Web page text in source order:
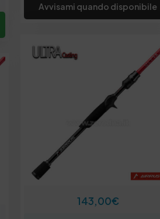
Avvisami quando disponibile
143,00€